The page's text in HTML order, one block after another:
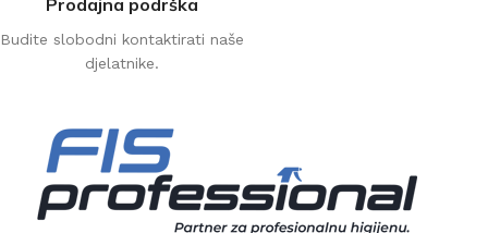
Budite slobodni kontaktirati naše
djelatnike.